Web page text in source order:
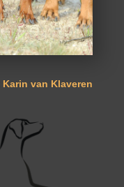
Karin van Klaveren